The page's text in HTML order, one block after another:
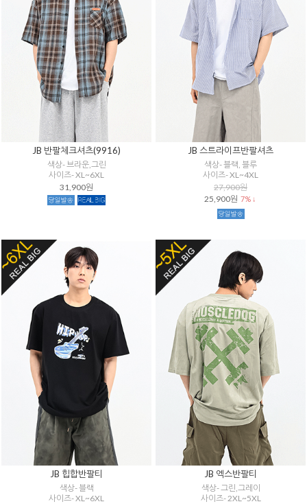
JB 반팔체크셔츠(9916)
색상- 브라운,그린
사이즈- XL~6XL
31,900원
JB 스트라이프반팔셔츠
색상- 블랙, 블루
사이즈- XL~4XL
27,900원
25,900원 7% ↓
JB 힙합반팔티
색상- 블랙
사이즈- XL~6XL
JB 엑스반팔티
색상- 그린,그레이
사이즈- 2XL~5XL